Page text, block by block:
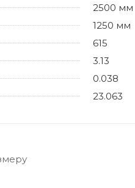
2500 мм
1250 мм
615
3.13
0.038
23.063